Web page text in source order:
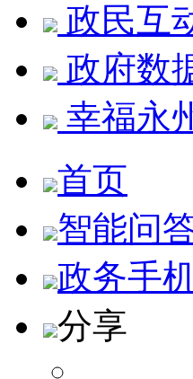
政民互
政府数
幸福永
首页
智能问
政务手
分享